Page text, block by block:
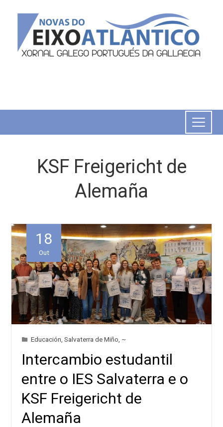
KSF Freigericht de
Alemaña
18
Out
Educación ,Salvaterra de Miño ~
Intercambio estudantil
entre o IES Salvaterra e o
KSF Freigericht de
Alemaña